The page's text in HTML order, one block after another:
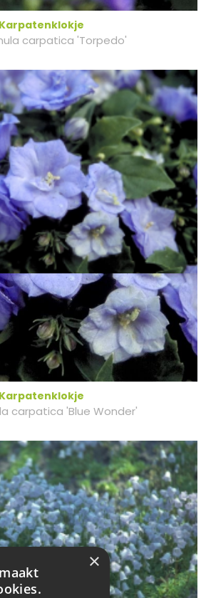
Karpatenklokje
carpatica 'Torpedo'
Karpatenklokje
carpatica 'Blue Wonder'
×